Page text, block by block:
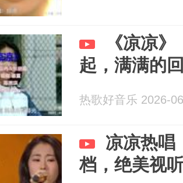
《凉凉
起，满满的
热歌好音乐 2026-
凉凉热唱
档，绝美视